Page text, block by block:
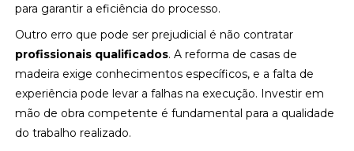
para garantir a eficiência do processo.
Outro erro que pode ser prejudicial é não contratar
profissionais qualificados. A reforma de casas de
madeira exige conhecimentos específicos, e a falta de
experiência pode levar a falhas na execução. Investir em
mão de obra competente é fundamental para a qualidade
do trabalho realizado.